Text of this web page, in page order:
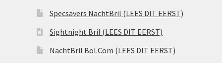
Specsavers NachtBril (LEES DIT EERST)
Sightnight Bril (LEES DIT EERST)
NachtBril Bol.Com (LEES DIT EERST)